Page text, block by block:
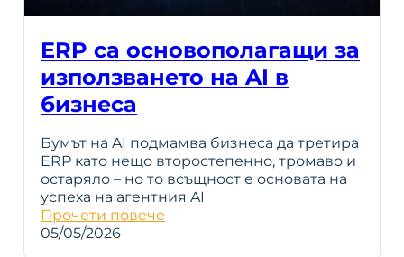
ERP са основополагащи за
използването на AI в
бизнеса
Бумът на AI подмамва бизнеса да третира
ERP като нещо второстепенно, тромаво и
остаряло – но то всъщност е основата на
успеха на агентния AI
Прочети повече
05/05/2026